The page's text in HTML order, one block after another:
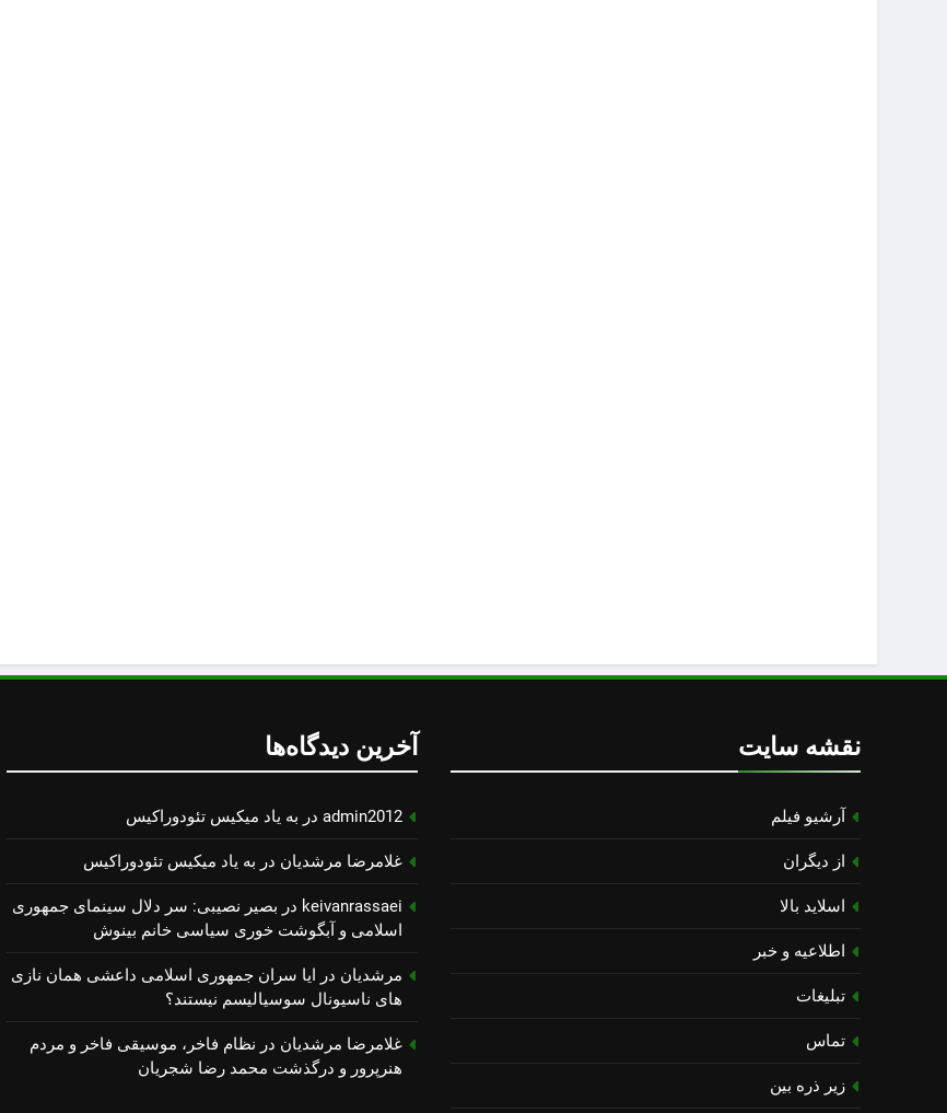
نقشه سایت
آرشیو فیلم
از دیگران
اسلاید بالا
اطلاعیه و خبر
تبلیغات
تماس
زیر ذره بین
آخرین دیدگاه‌ها
admin2012 در به یاد میكیس تئودوراكیس
غلامرضا مرشدیان در به یاد میكیس تئودوراكیس
keivanrassaei در بصیر نصیبی: سر دلال سینمای جمهوری
اسلامی و آبگوشت خوری سیاسی خانم بینوش
مرشدیان در ایا سران جمهوری اسلامی داعشی همان نازی
های ناسیونال سوسیالیسم نیستند؟
غلامرضا مرشدیان در نظام فاخر، موسیقی فاخر و مردم
هنرپرور و درگذشت محمد رضا شجریان